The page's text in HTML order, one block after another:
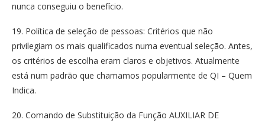
nunca conseguiu o benefício.
19. Política de seleção de pessoas: Critérios que não
privilegiam os mais qualificados numa eventual seleção. Antes,
os critérios de escolha eram claros e objetivos. Atualmente
está num padrão que chamamos popularmente de QI – Quem
Indica.
20. Comando de Substituição da Função AUXILIAR DE